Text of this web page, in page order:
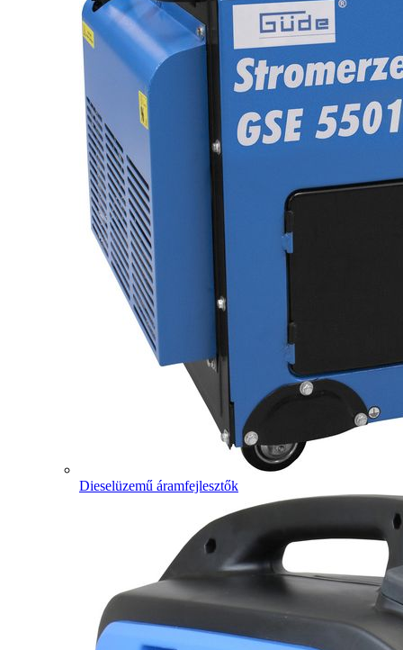
Dieselüzemű áramfejlesztők